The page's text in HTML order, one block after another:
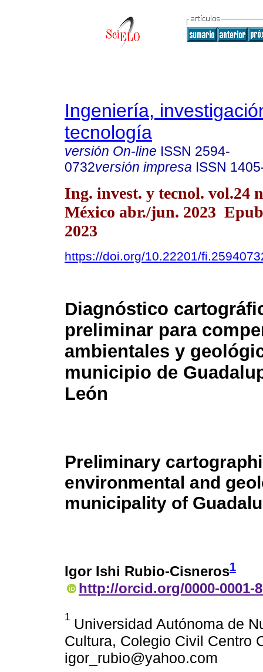
Ingeniería,
tecnología
versión On-line ISSN 2594-
0732versión impresa ISSN
Ing. invest. y tecnol. vol.24
México abr./jun. 2023
2023
https://doi.org/10.22201/
Diagnóstico
preliminar para
ambientales y
municipio de
León
Preliminary
environmental and
municipality of
Igor Ishi Rubio-Cisneros1
http://orcid.org/0000-0001-
1 Universidad Autónoma de
Cultura, Colegio Civil Centro
igor_rubio@yahoo.com